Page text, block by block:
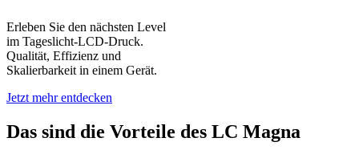
Erleben Sie den nächsten Level
im Tageslicht-LCD-Druck.
Qualität, Effizienz und
Skalierbarkeit in einem Gerät.
Jetzt mehr entdecken
Das sind die Vorteile des LC Magna